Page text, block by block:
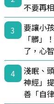
不要再
3
要讓小
「髒」
了，心
4
淺眠、
神經」
善「自